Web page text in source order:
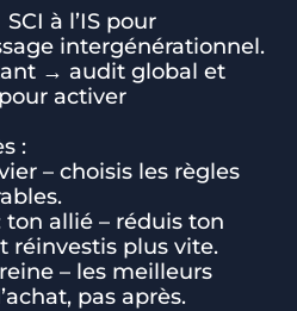
à l’IS pour
intergénérationnel.
→ audit global et
activer
:
– choisis les règles
ton allié – réduis ton
réinvestis plus vite.
– les meilleurs
pas après.